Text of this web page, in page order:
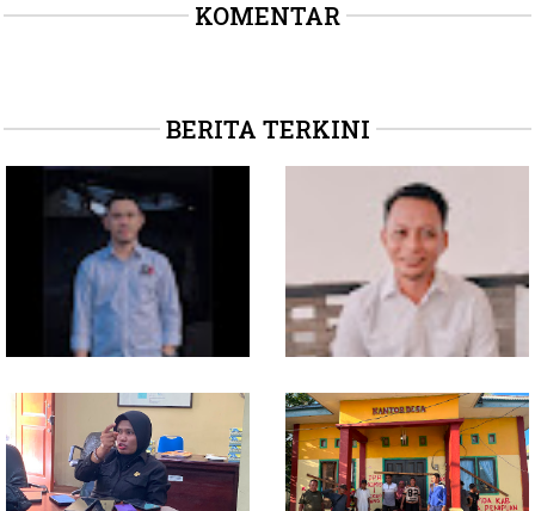
KOMENTAR
BERITA TERKINI
Soal Intervensi Politik,
Langkah Wakil Ketua
Komisi I Bukan
intervensi Politik
Dituding Jadikan
Bendahara Desa Wailoba
sebagai "ATM Berjalan",
Armin Soamole: Harus